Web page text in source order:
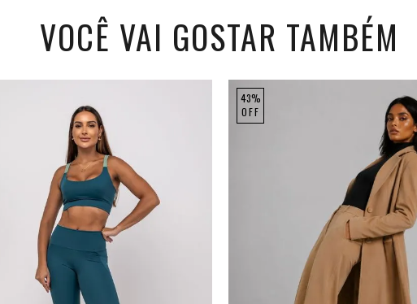
VOCÊ VAI GOSTAR TAMBÉM
43%
OFF